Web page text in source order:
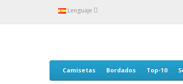
Lenguaje
Camisetas Bordados Top-10